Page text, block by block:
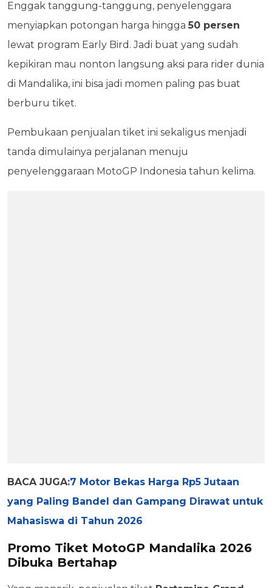
Enggak tanggung-tanggung, penyelenggara
menyiapkan potongan harga hingga 50 persen
lewat program Early Bird. Jadi buat yang sudah
kepikiran mau nonton langsung aksi para rider dunia
di Mandalika, ini bisa jadi momen paling pas buat
berburu tiket.
Pembukaan penjualan tiket ini sekaligus menjadi
tanda dimulainya perjalanan menuju
penyelenggaraan MotoGP Indonesia tahun kelima.
BACA JUGA:7 Motor Bekas Harga Rp5 Jutaan
yang Paling Bandel dan Gampang Dirawat untuk
Mahasiswa di Tahun 2026
Promo Tiket MotoGP Mandalika 2026
Dibuka Bertahap